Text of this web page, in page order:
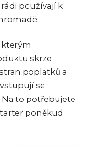
používají k
kterým
skrze
poplatků a
se
to potřebujete
poněkud